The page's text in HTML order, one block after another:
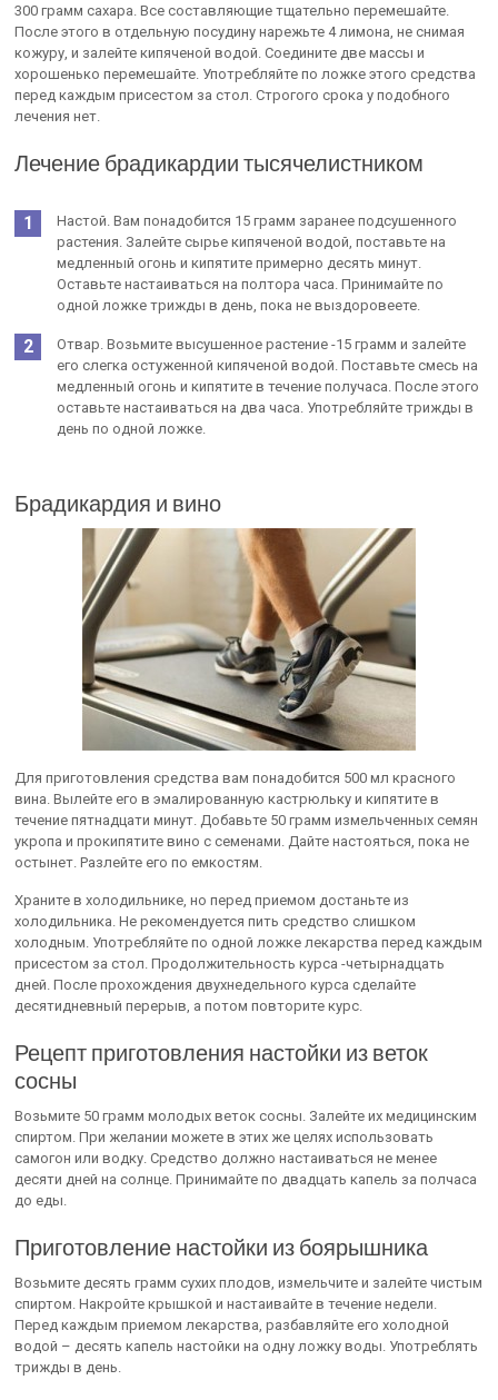
300 грамм сахара. Все составляющие тщательно перемешайте.
После этого в отдельную посудину нарежьте 4 лимона, не снимая
кожуру, и залейте кипяченой водой. Соедините две массы и
хорошенько перемешайте. Употребляйте по ложке этого средства
перед каждым присестом за стол. Строгого срока у подобного
лечения нет.
Лечение брадикардии тысячелистником
Настой. Вам понадобится 15 грамм заранее подсушенного
растения. Залейте сырье кипяченой водой, поставьте на
медленный огонь и кипятите примерно десять минут.
Оставьте настаиваться на полтора часа. Принимайте по
одной ложке трижды в день, пока не выздоровеете.
Отвар. Возьмите высушенное растение -15 грамм и залейте
его слегка остуженной кипяченой водой. Поставьте смесь на
медленный огонь и кипятите в течение получаса. После этого
оставьте настаиваться на два часа. Употребляйте трижды в
день по одной ложке.
Брадикардия и вино
Для приготовления средства вам понадобится 500 мл красного
вина. Вылейте его в эмалированную кастрюльку и кипятите в
течение пятнадцати минут. Добавьте 50 грамм измельченных семян
укропа и прокипятите вино с семенами. Дайте настояться, пока не
остынет. Разлейте его по емкостям.
Храните в холодильнике, но перед приемом достаньте из
холодильника. Не рекомендуется пить средство слишком
холодным. Употребляйте по одной ложке лекарства перед каждым
присестом за стол. Продолжительность курса -четырнадцать
дней. После прохождения двухнедельного курса сделайте
десятидневный перерыв, а потом повторите курс.
Рецепт приготовления настойки из веток
сосны
Возьмите 50 грамм молодых веток сосны. Залейте их медицинским
спиртом. При желании можете в этих же целях использовать
самогон или водку. Средство должно настаиваться не менее
десяти дней на солнце. Принимайте по двадцать капель за полчаса
до еды.
Приготовление настойки из боярышника
Возьмите десять грамм сухих плодов, измельчите и залейте чистым
спиртом. Накройте крышкой и настаивайте в течение недели.
Перед каждым приемом лекарства, разбавляйте его холодной
водой – десять капель настойки на одну ложку воды. Употреблять
трижды в день.